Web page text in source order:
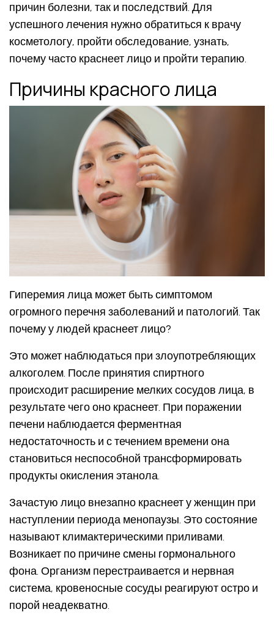
причин болезни, так и последствий. Для
успешного лечения нужно обратиться к врачу
косметологу, пройти обследование, узнать,
почему часто краснеет лицо и пройти терапию.
Причины красного лица
Гиперемия лица может быть симптомом
огромного перечня заболеваний и патологий. Так
почему у людей краснеет лицо?
Это может наблюдаться при злоупотребляющих
алкоголем. После принятия спиртного
происходит расширение мелких сосудов лица, в
результате чего оно краснеет. При поражении
печени наблюдается ферментная
недостаточность и с течением времени она
становиться неспособной трансформировать
продукты окисления этанола.
Зачастую лицо внезапно краснеет у женщин при
наступлении периода менопаузы. Это состояние
называют климактерическими приливами.
Возникает по причине смены гормонального
фона. Организм перестраивается и нервная
система, кровеносные сосуды реагируют остро и
порой неадекватно.